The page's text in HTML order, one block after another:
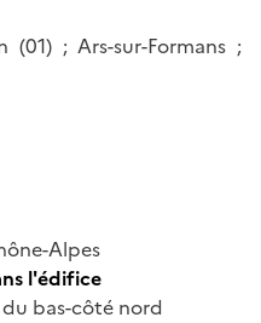
(01) ; Ars-sur-Formans ;
Alpes
l'édifice
bas-côté nord